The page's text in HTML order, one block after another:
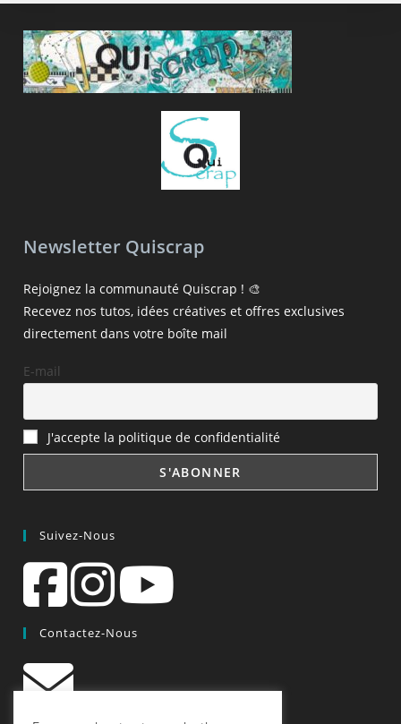
Newsletter Quiscrap
Rejoignez la communauté Quiscrap ! 🎨
Recevez nos tutos, idées créatives et offres exclusives
directement dans votre boîte mail
E-mail
J'accepte la politique de confidentialité
Suivez-Nous
Contactez-Nous
contact@quiscrap.fr